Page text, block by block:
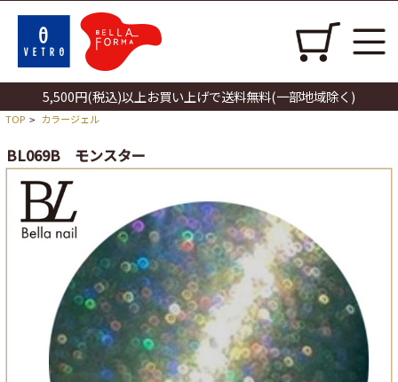
5,500円(税込)以上お買い上げで送料無料(一部地域除く)
TOP > カラージェル
BL069B モンスター